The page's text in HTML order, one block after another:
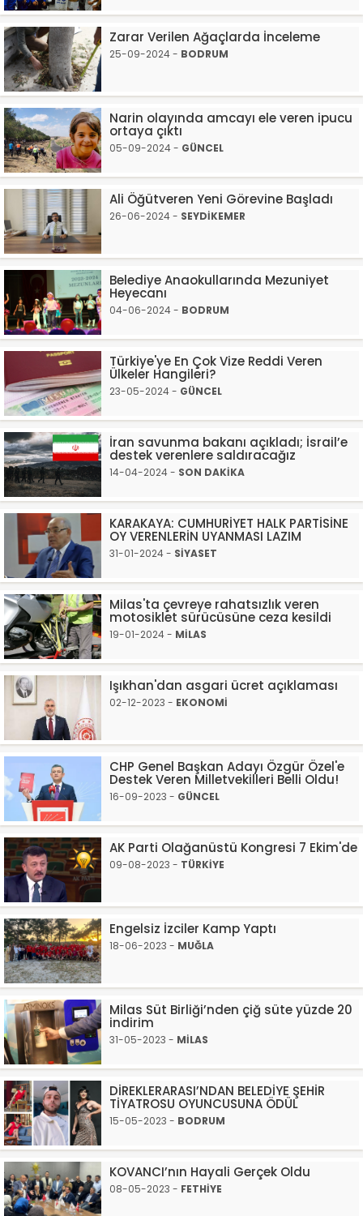
Zarar Verilen Ağaçlarda İnceleme
25-09-2024 - BODRUM
Narin olayında amcayı ele veren ipucu
ortaya çıktı
05-09-2024 - GÜNCEL
Ali Öğütveren Yeni Görevine Başladı
26-06-2024 - SEYDİKEMER
Belediye Anaokullarında Mezuniyet
Heyecanı
04-06-2024 - BODRUM
Türkiye'ye En Çok Vize Reddi Veren
Ülkeler Hangileri?
23-05-2024 - GÜNCEL
İran savunma bakanı açıkladı; İsrail’e
destek verenlere saldıracağız
14-04-2024 - SON DAKİKA
KARAKAYA: CUMHURİYET HALK PARTİSİNE
OY VERENLERİN UYANMASI LAZIM
31-01-2024 - SİYASET
Milas'ta çevreye rahatsızlık veren
motosiklet sürücüsüne ceza kesildi
19-01-2024 - MİLAS
Işıkhan'dan asgari ücret açıklaması
02-12-2023 - EKONOMİ
CHP Genel Başkan Adayı Özgür Özel'e
Destek Veren Milletvekilleri Belli Oldu!
16-09-2023 - GÜNCEL
AK Parti Olağanüstü Kongresi 7 Ekim'de
09-08-2023 - TÜRKİYE
Engelsiz İzciler Kamp Yaptı
18-06-2023 - MUĞLA
Milas Süt Birliği’nden çiğ süte yüzde 20
indirim
31-05-2023 - MİLAS
DİREKLERARASI’NDAN BELEDİYE ŞEHİR
TİYATROSU OYUNCUSUNA ÖDÜL
15-05-2023 - BODRUM
KOVANCI’nın Hayali Gerçek Oldu
08-05-2023 - FETHİYE